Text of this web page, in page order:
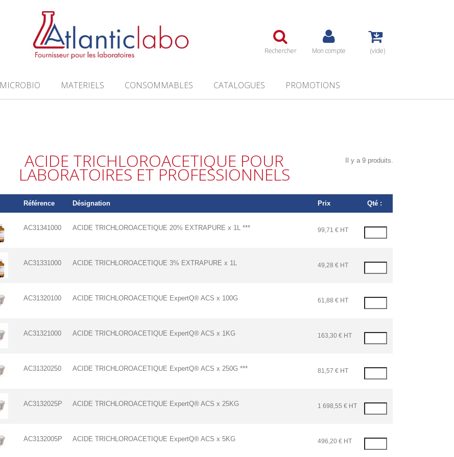
Rechercher Mon compte (vide)
MICROBIO MATERIELS CONSOMMABLES CATALOGUES PROMOTIONS
ACIDE TRICHLOROACETIQUE POUR
LABORATOIRES ET PROFESSIONNELS
Il y a 9 produits.
Référence Désignation Prix Qté :
AC31341000 ACIDE TRICHLOROACETIQUE 20% EXTRAPURE x 1L *** 99,71 € HT
AC31331000 ACIDE TRICHLOROACETIQUE 3% EXTRAPURE x 1L 49,28 € HT
AC31320100 ACIDE TRICHLOROACETIQUE ExpertQ® ACS x 100G 61,88 € HT
AC31321000 ACIDE TRICHLOROACETIQUE ExpertQ® ACS x 1KG 163,30 € HT
AC31320250 ACIDE TRICHLOROACETIQUE ExpertQ® ACS x 250G *** 81,57 € HT
AC3132025P ACIDE TRICHLOROACETIQUE ExpertQ® ACS x 25KG 1 698,55 € HT
AC3132005P ACIDE TRICHLOROACETIQUE ExpertQ® ACS x 5KG 496,20 € HT